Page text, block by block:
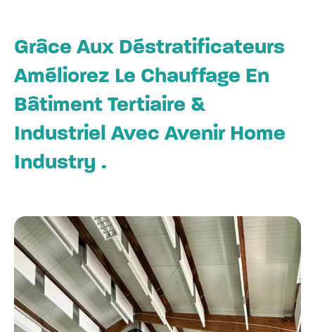
Grâce Aux Déstratificateurs
Améliorez Le Chauffage En
Bâtiment Tertiaire &
Industriel Avec Avenir Home
Industry .